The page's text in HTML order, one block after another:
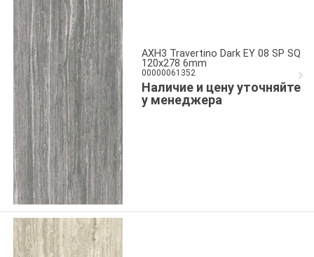
AXH3 Travertino Dark EY 08 SP SQ
120x278 6mm
00000061352
Наличие и цену уточняйте
у менеджера